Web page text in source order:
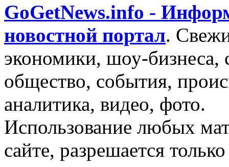
GoGetNews.info -
новостной портал.
экономики, шоу-бизнеса,
общество, события,
аналитика, видео, фото.
Использование любых
сайте, разрешается